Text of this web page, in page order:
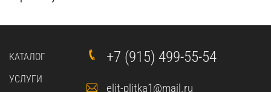
КАТАЛОГ
УСЛУГИ
+7 (915) 499-55-54
elit-plitka1@mail.ru